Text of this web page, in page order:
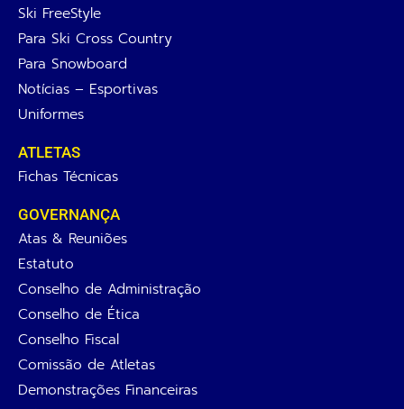
Ski FreeStyle
Para Ski Cross Country
Para Snowboard
Notícias – Esportivas
Uniformes
ATLETAS
Fichas Técnicas
GOVERNANÇA
Atas & Reuniões
Estatuto
Conselho de Administração
Conselho de Ética
Conselho Fiscal
Comissão de Atletas
Demonstrações Financeiras